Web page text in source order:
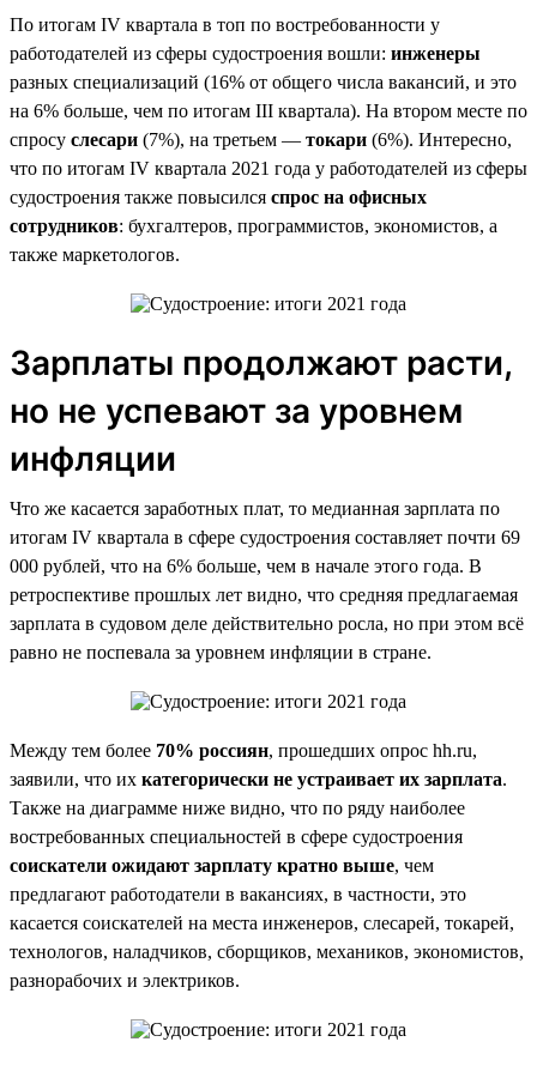
По итогам IV квартала в топ по востребованности у
работодателей из сферы судостроения вошли: инженеры
разных специализаций (16% от общего числа вакансий, и это
на 6% больше, чем по итогам III квартала). На втором месте по
спросу слесари (7%), на третьем — токари (6%). Интересно,
что по итогам IV квартала 2021 года у работодателей из сферы
судостроения также повысился спрос на офисных
сотрудников: бухгалтеров, программистов, экономистов, а
также маркетологов.
Зарплаты продолжают расти,
но не успевают за уровнем
инфляции
Что же касается заработных плат, то медианная зарплата по
итогам IV квартала в сфере судостроения составляет почти 69
000 рублей, что на 6% больше, чем в начале этого года. В
ретроспективе прошлых лет видно, что средняя предлагаемая
зарплата в судовом деле действительно росла, но при этом всё
равно не поспевала за уровнем инфляции в стране.
Между тем более 70% россиян, прошедших опрос hh.ru,
заявили, что их категорически не устраивает их зарплата.
Также на диаграмме ниже видно, что по ряду наиболее
востребованных специальностей в сфере судостроения
соискатели ожидают зарплату кратно выше, чем
предлагают работодатели в вакансиях, в частности, это
касается соискателей на места инженеров, слесарей, токарей,
технологов, наладчиков, сборщиков, механиков, экономистов,
разнорабочих и электриков.